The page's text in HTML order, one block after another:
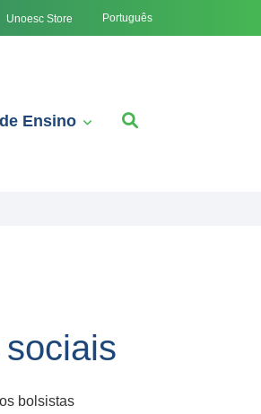
Unoesc Store Português
Ensino
bolsistas